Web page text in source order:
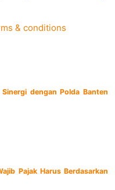
& conditions
dengan Polda Banten
Pajak Harus Berdasarkan